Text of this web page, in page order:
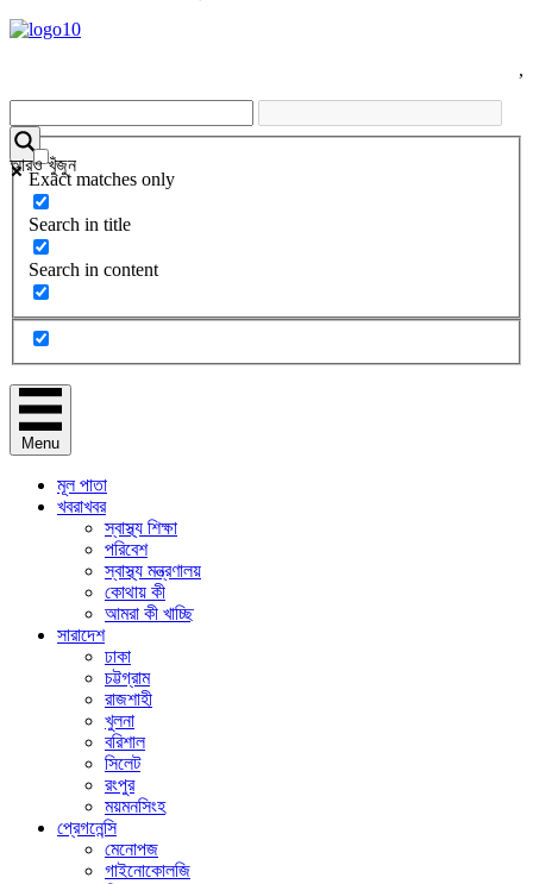
,
আরও খুঁজুন
Exact matches only
Search in title
Search in content
Menu
মূল পাতা
খবরাখবর
স্বাস্থ্য শিক্ষা
পরিবেশ
স্বাস্থ্য মন্ত্রণালয়
কোথায় কী
আমরা কী খাচ্ছি
সারাদেশ
ঢাকা
চট্টগ্রাম
রাজশাহী
খুলনা
বরিশাল
সিলেট
রংপুর
ময়মনসিংহ
প্রেগনেন্সি
মেনোপজ
গাইনোকোলজি